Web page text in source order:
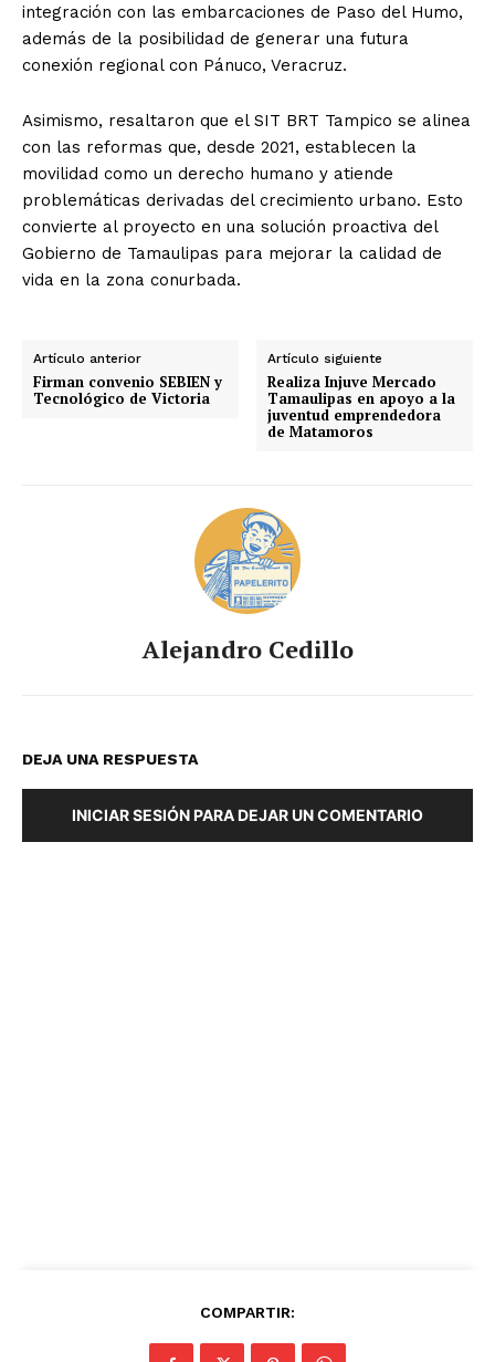
integración con las embarcaciones de Paso del Humo,
además de la posibilidad de generar una futura
conexión regional con Pánuco, Veracruz.
Asimismo, resaltaron que el SIT BRT Tampico se alinea
con las reformas que, desde 2021, establecen la
movilidad como un derecho humano y atiende
problemáticas derivadas del crecimiento urbano. Esto
convierte al proyecto en una solución proactiva del
Gobierno de Tamaulipas para mejorar la calidad de
vida en la zona conurbada.
Artículo anterior
Firman convenio SEBIEN y
Tecnológico de Victoria
Artículo siguiente
Realiza Injuve Mercado
Tamaulipas en apoyo a la
juventud emprendedora
de Matamoros
Alejandro Cedillo
DEJA UNA RESPUESTA
INICIAR SESIÓN PARA DEJAR UN COMENTARIO
COMPARTIR: